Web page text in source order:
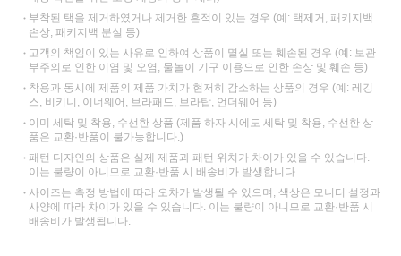
부착된 택을 제거하였거나 제거한 흔적이 있는 경우 (예: 택제거, 패키지백
손상, 패키지백 분실 등)
고객의 책임이 있는 사유로 인하여 상품이 멸실 또는 훼손된 경우 (예: 보관
부주의로 인한 이염 및 오염, 물놀이 기구 이용으로 인한 손상 및 훼손 등)
착용과 동시에 제품의 제품 가치가 현저히 감소하는 상품의 경우 (예: 레깅
스, 비키니, 이너웨어, 브라패드, 브라탑, 언더웨어 등)
이미 세탁 및 착용, 수선한 상품 (제품 하자 시에도 세탁 및 착용, 수선한 상
품은 교환·반품이 불가능합니다.)
패턴 디자인의 상품은 실제 제품과 패턴 위치가 차이가 있을 수 있습니다.
이는 불량이 아니므로 교환·반품 시 배송비가 발생합니다.
사이즈는 측정 방법에 따라 오차가 발생될 수 있으며, 색상은 모니터 설정과
사양에 따라 차이가 있을 수 있습니다. 이는 불량이 아니므로 교환·반품 시
배송비가 발생됩니다.